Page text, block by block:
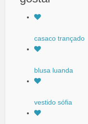
casaco trançado
blusa luanda
vestido sófia